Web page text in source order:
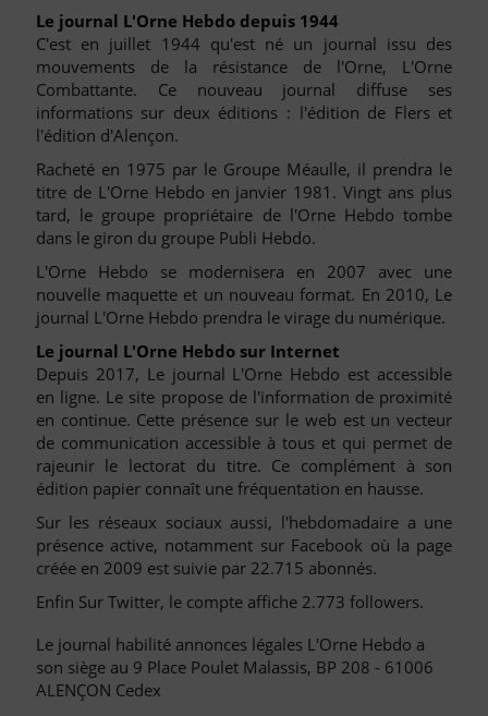
Le journal L'Orne Hebdo depuis 1944
C'est en juillet 1944 qu'est né un journal issu des
mouvements de la résistance de l'Orne, L'Orne
Combattante. Ce nouveau journal diffuse ses
informations sur deux éditions : l'édition de Flers et
l'édition d'Alençon.
Racheté en 1975 par le Groupe Méaulle, il prendra le
titre de L'Orne Hebdo en janvier 1981. Vingt ans plus
tard, le groupe propriétaire de l'Orne Hebdo tombe
dans le giron du groupe Publi Hebdo.
L'Orne Hebdo se modernisera en 2007 avec une
nouvelle maquette et un nouveau format. En 2010, Le
journal L'Orne Hebdo prendra le virage du numérique.
Le journal L'Orne Hebdo sur Internet
Depuis 2017, Le journal L'Orne Hebdo est accessible
en ligne. Le site propose de l'information de proximité
en continue. Cette présence sur le web est un vecteur
de communication accessible à tous et qui permet de
rajeunir le lectorat du titre. Ce complément à son
édition papier connaît une fréquentation en hausse.
Sur les réseaux sociaux aussi, l'hebdomadaire a une
présence active, notamment sur Facebook où la page
créée en 2009 est suivie par 22.715 abonnés.
Enfin Sur Twitter, le compte affiche 2.773 followers.
Le journal habilité annonces légales L'Orne Hebdo a
son siège au 9 Place Poulet Malassis, BP 208 - 61006
ALENÇON Cedex